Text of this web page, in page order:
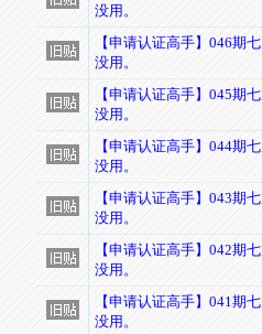
没用。
【申请认证高手】046期
没用。
【申请认证高手】045期
没用。
【申请认证高手】044期
没用。
【申请认证高手】043期
没用。
【申请认证高手】042期
没用。
【申请认证高手】041期
没用。